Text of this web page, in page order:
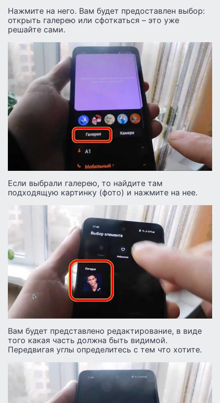
Нажмите на него. Вам будет предоставлен выбор:
открыть галерею или сфоткаться – это уже
решайте сами.
Если выбрали галерею, то найдите там
подходящую картинку (фото) и нажмите на нее.
Вам будет представлено редактирование, в виде
того какая часть должна быть видимой.
Передвигая углы определитесь с тем что хотите.